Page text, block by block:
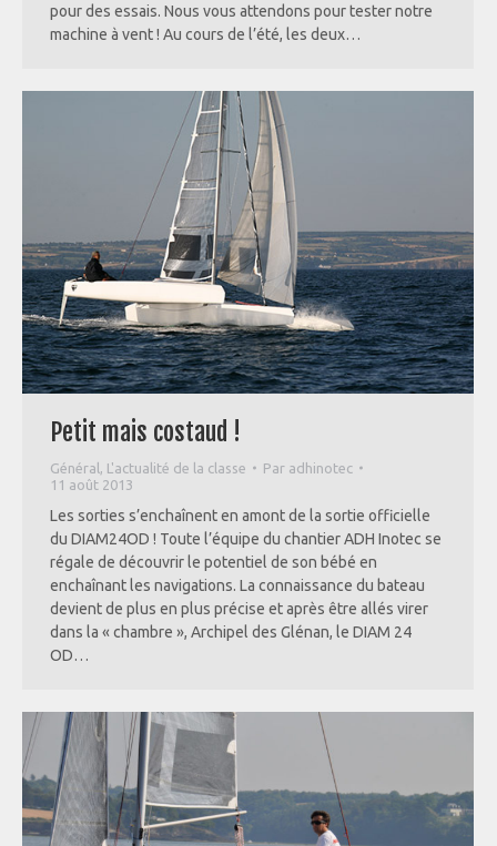
pour des essais. Nous vous attendons pour tester notre
machine à vent ! Au cours de l’été, les deux…
Petit mais costaud !
Général L'actualité de la classe Par adhinotec
11 août 2013
Les sorties s’enchaînent en amont de la sortie officielle
du DIAM24OD ! Toute l’équipe du chantier ADH Inotec se
régale de découvrir le potentiel de son bébé en
enchaînant les navigations. La connaissance du bateau
devient de plus en plus précise et après être allés virer
dans la « chambre », Archipel des Glénan, le DIAM 24
OD…